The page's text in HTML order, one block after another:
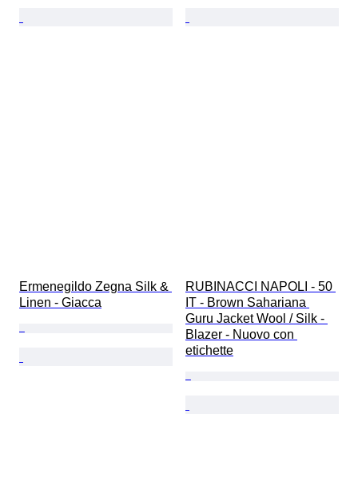
Ermenegildo Zegna Silk &
Linen - Giacca
RUBINACCI NAPOLI - 50
IT - Brown Sahariana
Guru Jacket Wool / Silk -
Blazer - Nuovo con
etichette